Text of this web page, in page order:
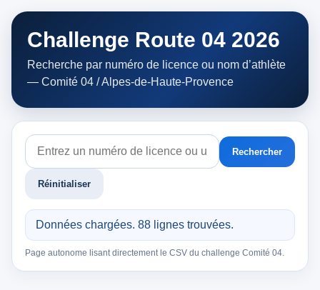
Challenge Route 04 2026
Recherche par numéro de licence ou nom d’athlète
— Comité 04 / Alpes-de-Haute-Provence
Rechercher
Réinitialiser
Données chargées. 88 lignes trouvées.
Page autonome lisant directement le CSV du challenge Comité 04.